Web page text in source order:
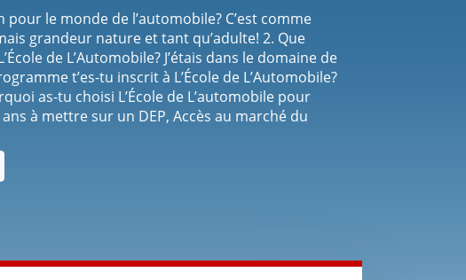
le monde de l’automobile? C’est comme
grandeur nature et tant qu’adulte! 2. Que
de L’Automobile? J’étais dans le domaine de
t’es-tu inscrit à L’École de L’Automobile?
as-tu choisi L’École de L’automobile pour
à mettre sur un DEP, Accès au marché du
le personnel d’admission, renforcé
5. Quel est le métier que tu aimerais
L’option de financement la flexibilité qui